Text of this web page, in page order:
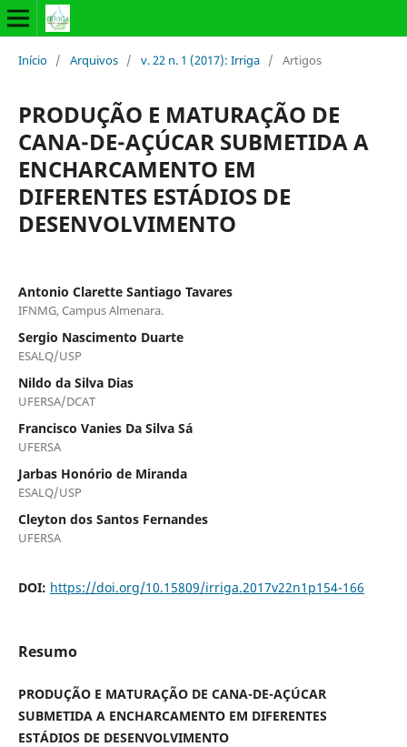
Início / Arquivos / v. 22 n. 1 (2017): Irriga / Artigos
PRODUÇÃO E MATURAÇÃO DE
CANA-DE-AÇÚCAR SUBMETIDA A
ENCHARCAMENTO EM
DIFERENTES ESTÁDIOS DE
DESENVOLVIMENTO
Antonio Clarette Santiago Tavares
IFNMG, Campus Almenara.
Sergio Nascimento Duarte
ESALQ/USP
Nildo da Silva Dias
UFERSA/DCAT
Francisco Vanies Da Silva Sá
UFERSA
Jarbas Honório de Miranda
ESALQ/USP
Cleyton dos Santos Fernandes
UFERSA
DOI: https://doi.org/10.15809/irriga.2017v22n1p154-166
Resumo
PRODUÇÃO E MATURAÇÃO DE CANA-DE-AÇÚCAR
SUBMETIDA A ENCHARCAMENTO EM DIFERENTES
ESTÁDIOS DE DESENVOLVIMENTO